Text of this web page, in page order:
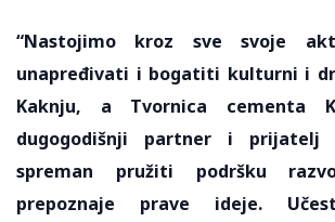
“Nastojimo kroz sve svoje
unapređivati i bogatiti kulturni i
Kaknju, a Tvornica cementa
dugogodišnji partner i
spreman pružiti podršku
prepoznaje prave ideje.